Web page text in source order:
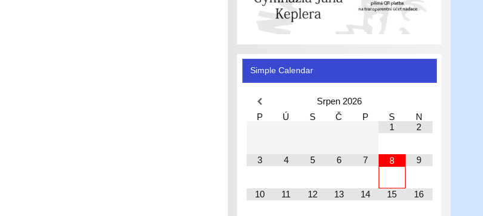
Simple Calendar
Srpen 2026
P
Ú S Č P S
N
1
2
3 4 5 6 7 8 9
10 11 12 13 14 15 16